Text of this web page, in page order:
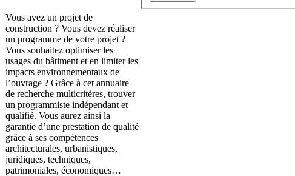
Vous avez un projet de
construction ? Vous devez réaliser
un programme de votre projet ?
Vous souhaitez optimiser les
usages du bâtiment et en limiter les
impacts environnementaux de
l’ouvrage ? Grâce à cet annuaire
de recherche multicritères, trouver
un programmiste indépendant et
qualifié. Vous aurez ainsi la
garantie d’une prestation de qualité
grâce à ses compétences
architecturales, urbanistiques,
juridiques, techniques,
patrimoniales, économiques…